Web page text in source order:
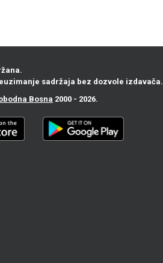
sadržaja bez dozvole izdavača.
Bosna 2000 - 2026.